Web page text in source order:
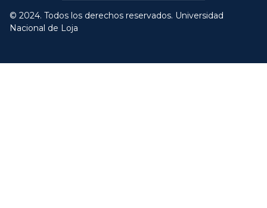
© 2024. Todos los derechos reservados. Universidad
Nacional de Loja